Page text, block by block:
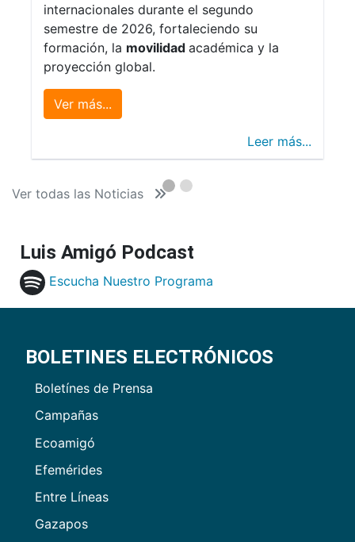
internacionales durante el segundo
semestre de 2026, fortaleciendo su
formación, la movilidad académica y la
proyección global.
Ver más...
Leer más...
Ver todas las Noticias
Luis Amigó Podcast
Escucha Nuestro Programa
BOLETINES ELECTRÓNICOS
Boletínes de Prensa
Campañas
Ecoamigó
Efemérides
Entre Líneas
Gazapos